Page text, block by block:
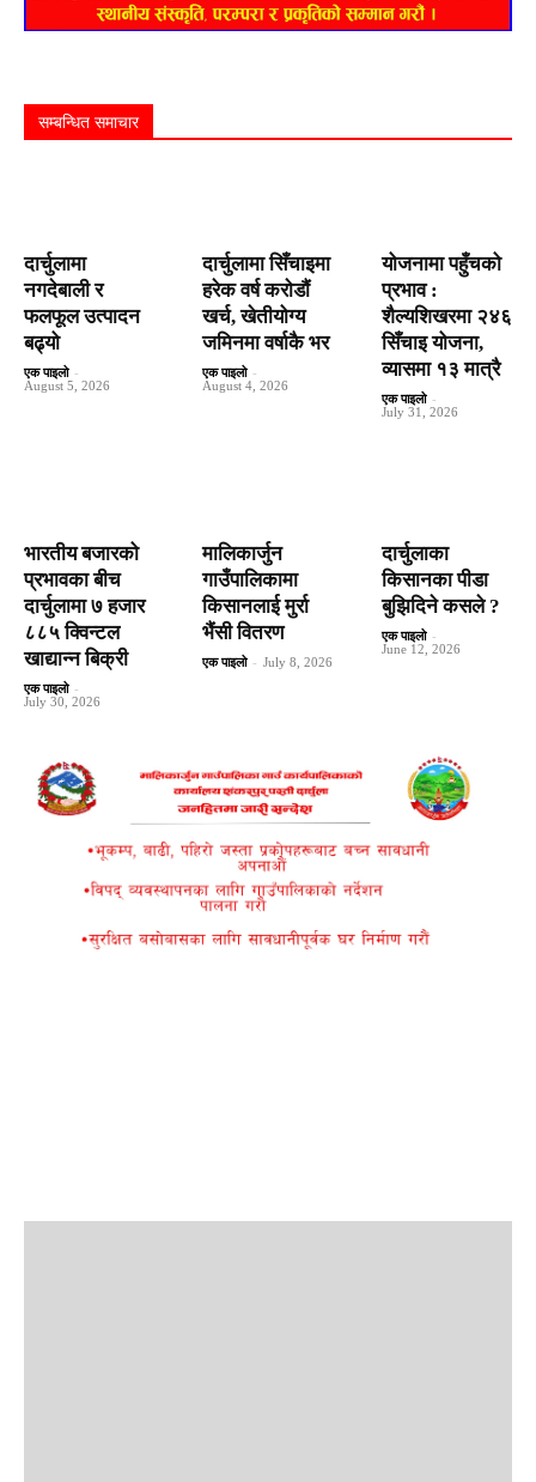
सम्बन्धित समाचार
दार्चुलामा
नगदेबाली र
फलफूल उत्पादन
बढ्यो
एक पाइलो -
August 5, 2026
दार्चुलामा सिँचाइमा
हरेक वर्ष कराेडाैं
खर्च, खेतीयोग्य
जमिनमा वर्षाकै भर
एक पाइलो -
August 4, 2026
योजनामा पहुँचको
प्रभाव :
शैल्यशिखरमा २४६
सिँचाइ योजना,
व्यासमा १३ मात्रै
एक पाइलो -
July 31, 2026
भारतीय बजारको
प्रभावका बीच
दार्चुलामा ७ हजार
८८५ क्विन्टल
खाद्यान्न बिक्री
एक पाइलो -
July 30, 2026
मालिकार्जुन
गाउँपालिकामा
किसानलाई मुर्रा
भैंसी वितरण
एक पाइलो - July 8, 2026
दार्चुलाका
किसानका पीडा
बुझिदिने कसले ?
एक पाइलो -
June 12, 2026